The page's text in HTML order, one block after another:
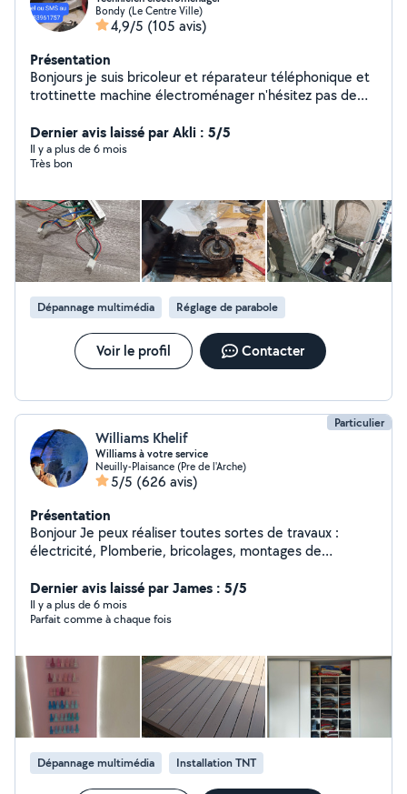
Bondy (Le Centre Ville)
4,9/5 (105 avis)
Présentation
Bonjours je suis bricoleur et réparateur téléphonique et
trottinette machine électroménager n'hésitez pas de
Dernier avis laissé par Akli : 5/5
Il y a plus de 6 mois
Très bon
Dépannage multimédia Réglage de parabole
Voir le profil Contacter
Particulier
Williams Khelif
Williams à votre service
Neuilly-Plaisance (Pre de l'Arche)
5/5 (626 avis)
Présentation
Bonjour Je peux réaliser toutes sortes de travaux :
électricité, Plomberie, bricolages, montages de
et soigné. Zéro six,seize, Vingt six,dix sept, Quatre vingt
dix. Si vous me contactez directement par téléphone
laisser moi vos coordonnées. Merci. Williams allovoisins
Dernier avis laissé par James : 5/5
Il y a plus de 6 mois
Parfait comme à chaque fois
Dépannage multimédia Installation TNT